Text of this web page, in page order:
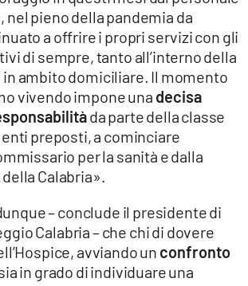
nel pieno della pandemia da
a offrire i propri servizi con gli
di sempre, tanto all’interno della
ambito domiciliare. Il momento
vivendo impone una decisa
da parte della classe
preposti, a cominciare
per la sanità e dalla
Calabria».
– conclude il presidente di
Calabria – che chi di dovere
avviando un confronto
in grado di individuare una